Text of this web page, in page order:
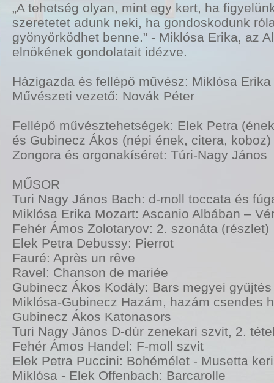
„A tehetség olyan, mint egy kert, ha
szeretetet adunk neki, ha gondoskodunk
gyönyörködhet benne.” - Miklósa Erika, az
elnökének gondolatait idézve.
Házigazda és fellépő művész: Miklósa Erika
Művészeti vezető: Novák Péter
Fellépő művésztehetségek: Elek Petra
és Gubinecz Ákos (népi ének, citera, koboz)
Zongora és orgonakíséret: Túri-Nagy János
MŰSOR
Turi Nagy János Bach: d-moll toccata és
Miklósa Erika Mozart: Ascanio Albában –
Fehér Ámos Zolotaryov: 2. szonáta (részlet)
Elek Petra Debussy: Pierrot
Fauré: Après un rêve
Ravel: Chanson de mariée
Gubinecz Ákos Kodály: Bars megyei gyűjtés
Miklósa-Gubinecz Hazám, hazám csendes
Gubinecz Ákos Katonasors
Turi Nagy János D-dúr zenekari szvit, 2.
Fehér Ámos Handel: F-moll szvit
Elek Petra Puccini: Bohémélet - Musetta
Miklósa - Elek Offenbach: Barcarolle